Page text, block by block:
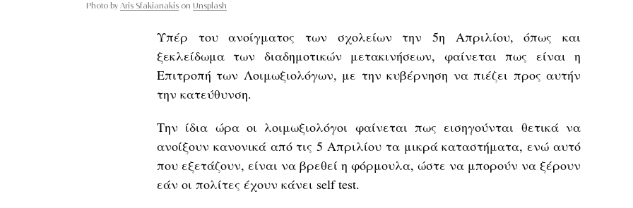
Photo by Aris Sfakianakis on Unsplash
Υπέρ του ανοίγματος των σχολείων την 5η Απριλίου, όπως και
ξεκλείδωμα των διαδημοτικών μετακινήσεων, φαίνεται πως είναι η
Επιτροπή των Λοιμωξιολόγων, με την κυβέρνηση να πιέζει προς αυτήν
την κατεύθυνση.
Την ίδια ώρα οι λοιμωξιολόγοι φαίνεται πως εισηγούνται θετικά να
ανοίξουν κανονικά από τις 5 Απριλίου τα μικρά καταστήματα, ενώ αυτό
που εξετάζουν, είναι να βρεθεί η φόρμουλα, ώστε να μπορούν να ξέρουν
εάν οι πολίτες έχουν κάνει self test.